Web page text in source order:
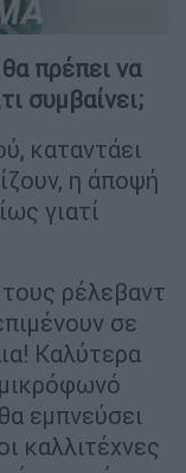
πρέπει να
συμβαίνει;
καταντάει
η άποψή
γιατί
ρέλεβαντ
σε
Καλύτερα
εμπνεύσει
καλλιτέχνες